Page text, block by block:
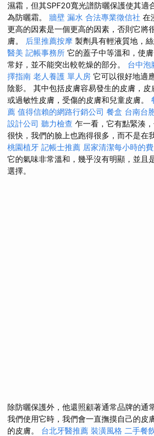
濕霜，但其SPF20寬光譜防曬保護使其適
為防曬霜。 牆壁 漏水 合法專業徵信社 在
更高的因素是一個更高的因素，否則它將
膚。 后里推薦按摩 製劑具有輕液質地，絲
醫美 記帳事務所 它的蓋子中等溫和，使
常好，並不能突出較乾燥的部分。 台中泡
擇指南 老人養護 單人房 它可以很好地適
陰影。 其中包括皮膚容易發生的皮膚，皮
或過敏性皮膚，受傷的皮膚和兒童皮膚。
薦 值得信賴的網路行銷公司 餐盒 台南台
設計公司 聽力檢查 乍一看，它有點緊湊
很快，我們的臉上也跑得很多，而不是在
桃園植牙 記帳士推薦 居家清潔每小時的
它的氣味非常溫和，幾乎沒有明顯，並且
選擇。
除防曬保護外，他還照顧著通常品牌的通
我們使用它時，我們會一直撫摸自己的皮
的皮膚。 台北牙醫推薦 裝潢風格 二手餐